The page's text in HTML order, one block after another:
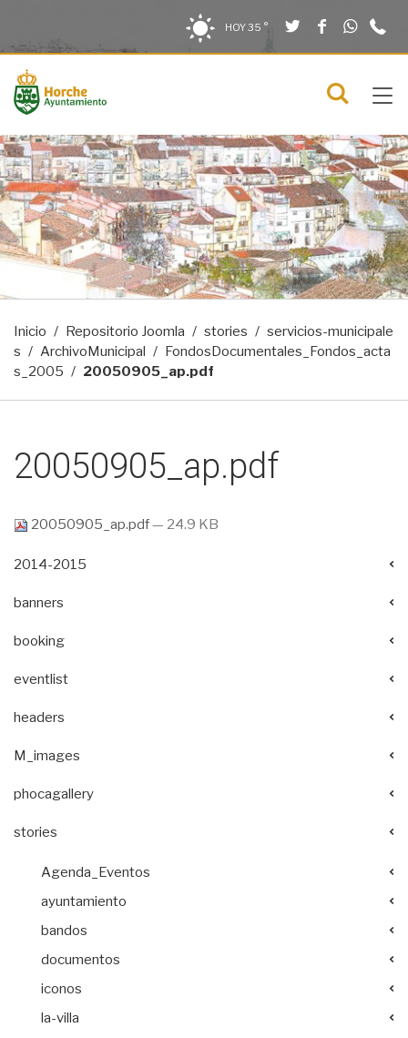
HOY35 ° TwitterFacebook
menú
Inicio Repositorio Joomla stories
servicios-municipale
s
ArchivoMunicipal
FondosDocumentales_Fondos_acta
s_2005
20050905_ap.pdf
20050905_ap.pdf
20050905_ap.pdf— 24.9 KB
2014-2015
banners
booking
eventlist
headers
M_images
phocagallery
stories
Agenda_Eventos
ayuntamiento
bandos
documentos
iconos
la-villa